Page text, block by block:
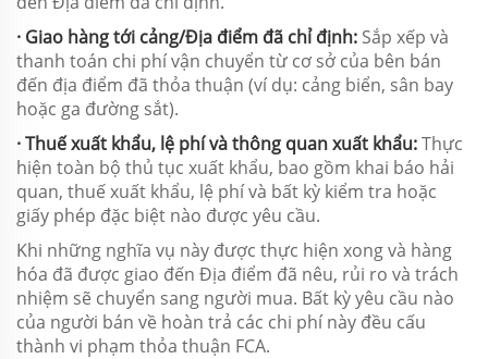
· Giao hàng tới cảng/Địa điểm đã chỉ định: Sắp xếp và
thanh toán chi phí vận chuyển từ cơ sở của bên bán
đến địa điểm đã thỏa thuận (ví dụ: cảng biển, sân bay
hoặc ga đường sắt).
· Thuế xuất khẩu, lệ phí và thông quan xuất khẩu:Thực
hiện toàn bộ thủ tục xuất khẩu, bao gồm khai báo hải
quan, thuế xuất khẩu, lệ phí và bất kỳ kiểm tra hoặc
giấy phép đặc biệt nào được yêu cầu.
Khi những nghĩa vụ này được thực hiện xong và hàng
hóa đã được giao đến Địa điểm đã nêu, rủi ro và trách
nhiệm sẽ chuyển sang người mua. Bất kỳ yêu cầu nào
của người bán về hoàn trả các chi phí này đều cấu
thành vi phạm thỏa thuận FCA.